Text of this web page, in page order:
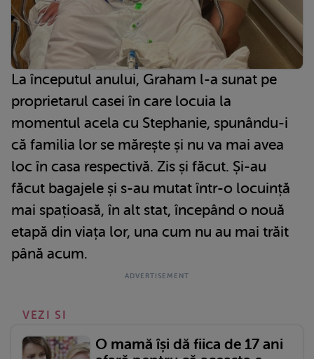
La începutul anului, Graham l-a sunat pe
proprietarul casei în care locuia la
momentul acela cu Stephanie, spunându-i
că familia lor se mărește și nu va mai avea
loc în casa respectivă. Zis și făcut. Și-au
făcut bagajele și s-au mutat într-o locuință
mai spațioasă, în alt stat, începând o nouă
etapă din viața lor, una cum nu au mai trăit
până acum.
VEZI SI
O mamă își dă fiica de 17 ani